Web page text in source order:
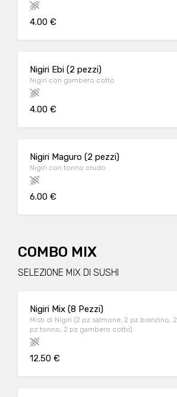
4.00 €
Nigiri Ebi (2 pezzi)
Nigiri con gambero cotto
4.00 €
Nigiri Maguro (2 pezzi)
Nigiri con tonno crudo
6.00 €
COMBO MIX
SELEZIONE MIX DI SUSHI
Nigiri Mix (8 Pezzi)
Misti di Nigiri (2 pz salmone, 2 pz branzino, 2
pz tonno, 2 pz gambero cotto)
12.50 €